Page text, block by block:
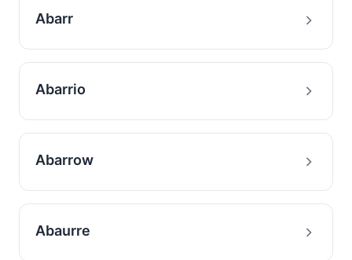
Abarr
Abarrio
Abarrow
Abaurre